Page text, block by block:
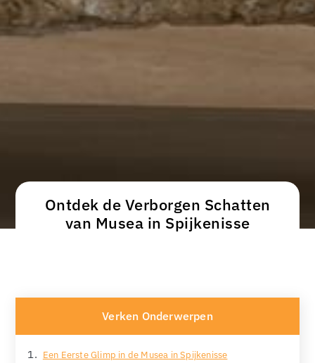
Ontdek de Verborgen Schatten
van Musea in Spijkenisse
Verken Onderwerpen
Een Eerste Glimp in de Musea in Spijkenisse